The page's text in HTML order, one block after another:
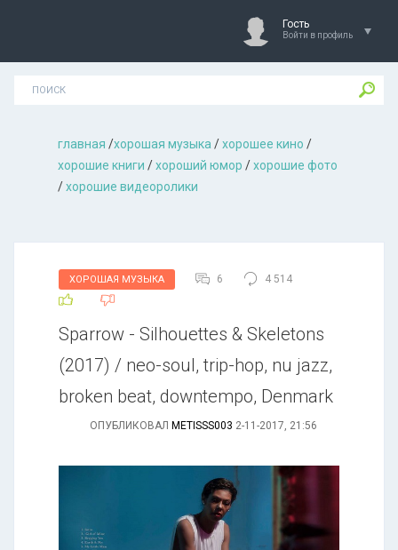
Гость
Войти в профиль
главная /хорошая музыкa /хорошее кино /
хорошие книги /хороший юмор /хорошие фото
/хорошие видеоролики
ХОРОШАЯ МУЗЫКА 6 4 514
Sparrow - Silhouettes & Skeletons
(2017) / neo-soul, trip-hop, nu jazz,
broken beat, downtempo, Denmark
ОПУБЛИКОВАЛ METISSS003 2-11-2017, 21:56